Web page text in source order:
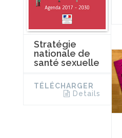
Stratégie
nationale de
santé sexuelle
TÉLÉCHARGER
Details